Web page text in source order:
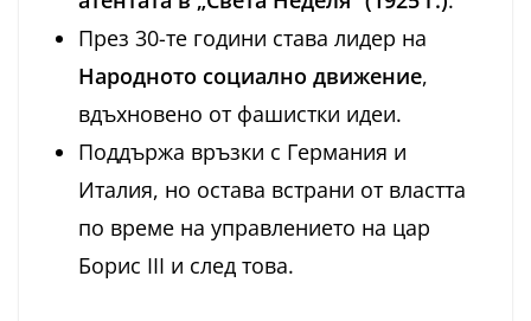
През 30-те години става лидер на
Народното социално движение,
вдъхновено от фашистки идеи.
Поддържа връзки с Германия и
Италия, но остава встрани от властта
по време на управлението на цар
Борис III и след това.